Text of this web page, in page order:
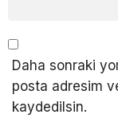
Daha sonraki
posta adresim
kaydedilsin.